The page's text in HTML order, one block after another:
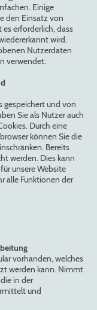
Einige
den Einsatz von
erforderlich, dass
wird.
Nutzerdaten
verwendet.
gespeichert und von
Sie als Nutzer auch
Durch eine
können Sie die
Bereits
werden. Dies kann
unsere Website
alle Funktionen der
vorhanden, welches
werden kann. Nimmt
in der
und